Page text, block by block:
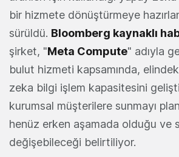
bir hizmete dönüştürmeye
sürüldü. Bloomberg kaynaklı
şirket, "Meta Compute" adıyla
bulut hizmeti kapsamında,
zeka bilgi işlem kapasitesini
kurumsal müşterilere sunmayı
henüz erken aşamada olduğu ve
değişebileceği belirtiliyor.